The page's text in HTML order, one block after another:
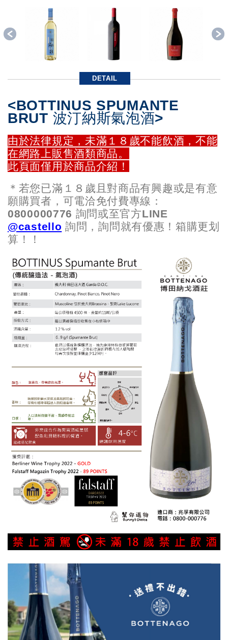
DETAIL
<BOTTINUS SPUMANTE
BRUT 波汀納斯氣泡酒>
由於法律規定，未滿１８歲不能飲酒，不能
在網路上販售酒類商品。
此頁面僅用於商品介紹！
＊若您已滿１８歲且對商品有興趣或是有意
願購買者，可電洽免付費專線：
0800000776 詢問或至官方LINE
@castello 詢問，詢問就有優惠！箱購更划
算！！